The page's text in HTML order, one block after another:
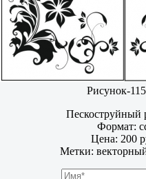
Рисунок-
Пескоструйный
Формат:
Цена: 200
Метки: